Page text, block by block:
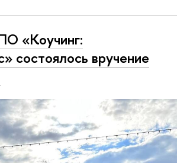
«Коучинг:
состоялось вручение